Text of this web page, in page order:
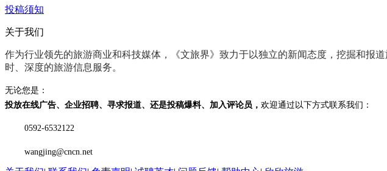
投稿须知
关于我们
作为行业领先的旅游商业和科技媒体，《文旅界》致力于以独立的新闻态度 ，挖掘和报
时、深度的旅游信息服务。
无论您是：
投放在线广告、企业招聘、寻求报道、还是投稿爆料、加入评论员， 欢迎通过以下方式联系我们：
0592-6532122
wangjing@cncn.net